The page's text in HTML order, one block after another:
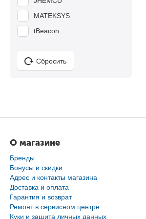
MATEKSYS
tBeacon
Сбросить
О магазине
Бренды
Бонусы и скидки
Адрес и контакты магазина
Доставка и оплата
Гарантия и возврат
Ремонт в сервисном центре
Куки и защита личных данных